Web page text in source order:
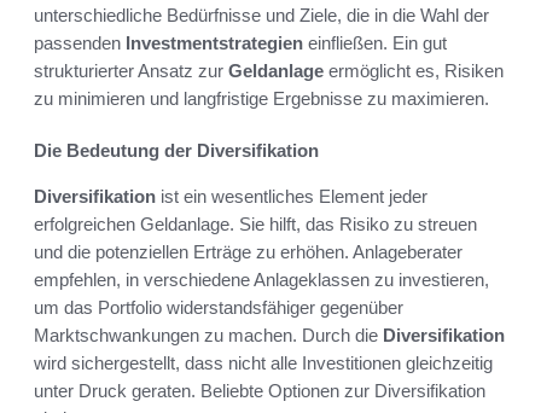
unterschiedliche Bedürfnisse und Ziele, die in die Wahl der
passenden Investmentstrategien einfließen. Ein gut
strukturierter Ansatz zur Geldanlage ermöglicht es, Risiken
zu minimieren und langfristige Ergebnisse zu maximieren.
Die Bedeutung der Diversifikation
Diversifikation ist ein wesentliches Element jeder
erfolgreichen Geldanlage. Sie hilft, das Risiko zu streuen
und die potenziellen Erträge zu erhöhen. Anlageberater
empfehlen, in verschiedene Anlageklassen zu investieren,
um das Portfolio widerstandsfähiger gegenüber
Marktschwankungen zu machen. Durch die Diversifikation
wird sichergestellt, dass nicht alle Investitionen gleichzeitig
unter Druck geraten. Beliebte Optionen zur Diversifikation